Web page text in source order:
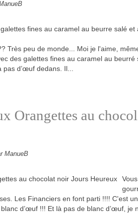
Très peu de monde... Moi je l'aime,
des galettes fines au caramel au
d’œuf dedans. Il...
Orangettes au
ManueB
Les Financiers en font parti !!!! C'est
d’œuf !!! Et là pas de blanc d’œuf, je